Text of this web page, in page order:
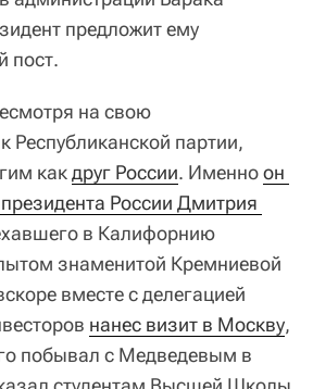
предложит ему
пост.
на свою
Республиканской партии,
какдруг России. Именноон
России Дмитрия
в Калифорнию
знаменитой Кремниевой
вместе с делегацией
нанес визит в Москву,
побывал с Медведевым в